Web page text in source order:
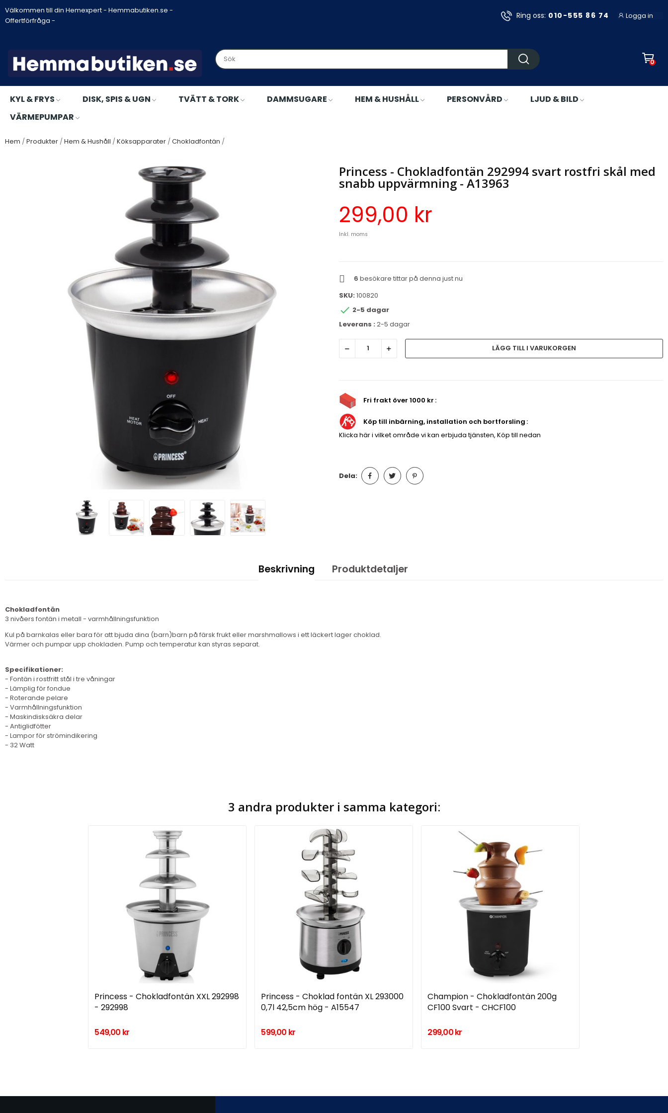
Välkommen till din Hemexpert - Hemmabutiken.se -
Offertförfråga -
Ring oss: 010-555 86 74 Logga in
0
KYL & FRYS DISK, SPIS & UGN TVÄTT & TORK DAMMSUGARE HEM & HUSHÅLL PERSONVÅRD
LJUD & BILD
VÄRMEPUMPAR
Hem Produkter Hem & Hushåll Köksapparater Chokladfontän
Princess - Chokladfontän 292994 svart rostfri skål med
snabb uppvärmning - A13963
299,00 kr
Inkl. moms
6 besökare tittar på denna just nu
SKU: 100820
 2-5 dagar
Leverans : 2-5 dagar
LÄGG TILL I VARUKORGEN
Fri frakt över 1000 kr
Köp till inbärning, installation och bortforsling
Klicka här i vilket område vi kan erbjuda tjänsten, Köp till nedan
Dela:
Beskrivning Produktdetaljer
Chokladfontän
3 nivåers fontän i metall - varmhållningsfunktion
Kul på barnkalas eller bara för att bjuda dina (barn)barn på färsk frukt eller marshmallows i ett läckert lager choklad.
Värmer och pumpar upp chokladen. Pump och temperatur kan styras separat.
Specifikationer:
- Fontän i rostfritt stål i tre våningar
- Lämplig för fondue
- Roterande pelare
- Varmhållningsfunktion
- Maskindisksäkra delar
- Antiglidfötter
- Lampor för strömindikering
- 32 Watt
3 andra produkter i samma kategori:
Princess - Chokladfontän XXL 292998
- 292998
549,00 kr
Princess - Choklad fontän XL 293000
0,7l 42,5cm hög - A15547
599,00 kr
Champion - Chokladfontän 200g
CF100 Svart - CHCF100
299,00 kr